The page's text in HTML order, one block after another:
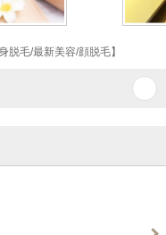
脱毛/最新美容/顔脱毛】